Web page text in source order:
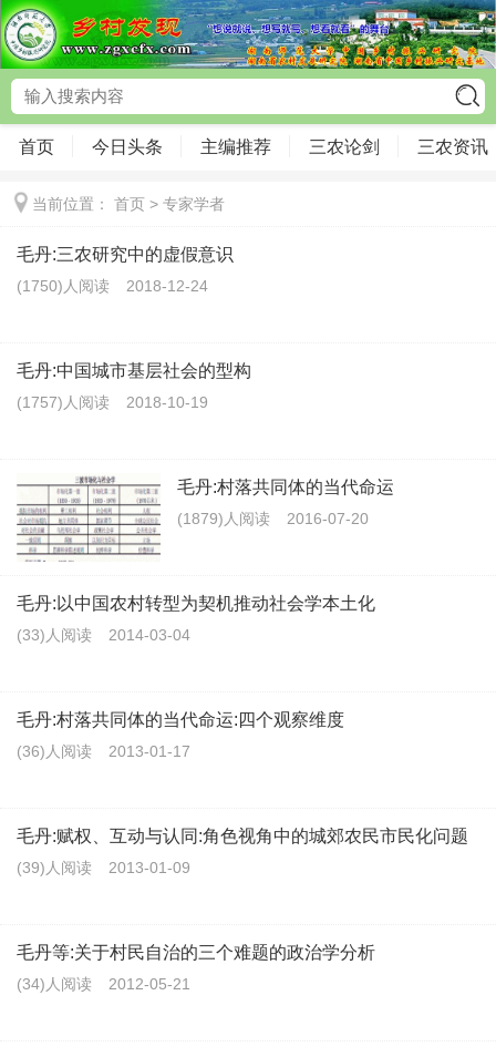
首页 今日头条 主编推荐 三农论剑 三农资讯
当前位置： 首页 > 专家学者
毛丹:三农研究中的虚假意识
(1750)人阅读 2018-12-24
毛丹:中国城市基层社会的型构
(1757)人阅读 2018-10-19
毛丹:村落共同体的当代命运
(1879)人阅读 2016-07-20
毛丹:以中国农村转型为契机推动社会学本土化
(33)人阅读 2014-03-04
毛丹:村落共同体的当代命运:四个观察维度
(36)人阅读 2013-01-17
毛丹:赋权、互动与认同:角色视角中的城郊农民市民化问题
(39)人阅读 2013-01-09
毛丹等:关于村民自治的三个难题的政治学分析
(34)人阅读 2012-05-21